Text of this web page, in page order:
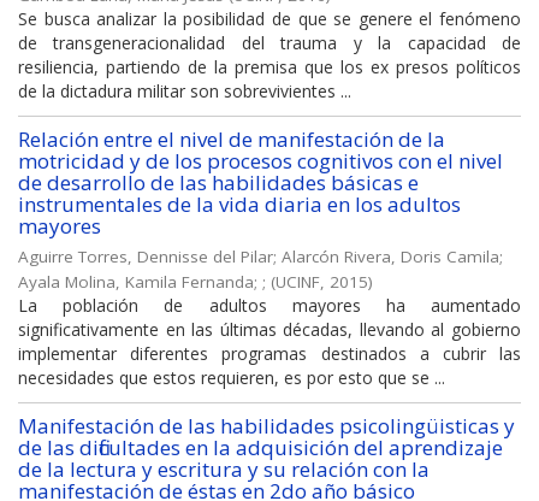
Se busca analizar la posibilidad de que se genere el fenómeno
de transgeneracionalidad del trauma y la capacidad de
resiliencia, partiendo de la premisa que los ex presos políticos
de la dictadura militar son sobrevivientes ...
Relación entre el nivel de manifestación de la
motricidad y de los procesos cognitivos con el nivel
de desarrollo de las habilidades básicas e
instrumentales de la vida diaria en los adultos
mayores
Aguirre Torres, Dennisse del Pilar; Alarcón Rivera, Doris Camila;
Ayala Molina, Kamila Fernanda; ; (UCINF, 2015)
La población de adultos mayores ha aumentado
significativamente en las últimas décadas, llevando al gobierno
implementar diferentes programas destinados a cubrir las
necesidades que estos requieren, es por esto que se ...
Manifestación de las habilidades psicolingüisticas y
de las dificultades en la adquisición del aprendizaje
de la lectura y escritura y su relación con la
manifestación de éstas en 2do año básico